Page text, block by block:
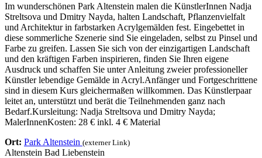
Im wunderschönen Park Altenstein malen die KünstlerInnen Nadja
Streltsova und Dmitry Nayda, halten Landschaft, Pflanzenvielfalt
und Architektur in farbstarken Acrylgemälden fest. Eingebettet in
diese sommerliche Szenerie sind Sie eingeladen, selbst zu Pinsel und
Farbe zu greifen. Lassen Sie sich von der einzigartigen Landschaft
und den kräftigen Farben inspirieren, finden Sie Ihren eigene
Ausdruck und schaffen Sie unter Anleitung zweier professioneller
Künstler lebendige Gemälde in Acryl.Anfänger und Fortgeschrittene
sind in diesem Kurs gleichermaßen willkommen. Das Künstlerpaar
leitet an, unterstützt und berät die Teilnehmenden ganz nach
Bedarf.Kursleitung: Nadja Streltsova und Dmitry Nayda;
MalerInnenKosten: 28 € inkl. 4 € Material
Ort: Park Altenstein (externer Link)
Altenstein Bad Liebenstein